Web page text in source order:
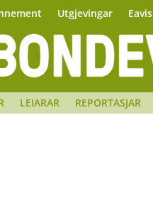
Utgjevingar Eavis
LEIARAR REPORTASJAR